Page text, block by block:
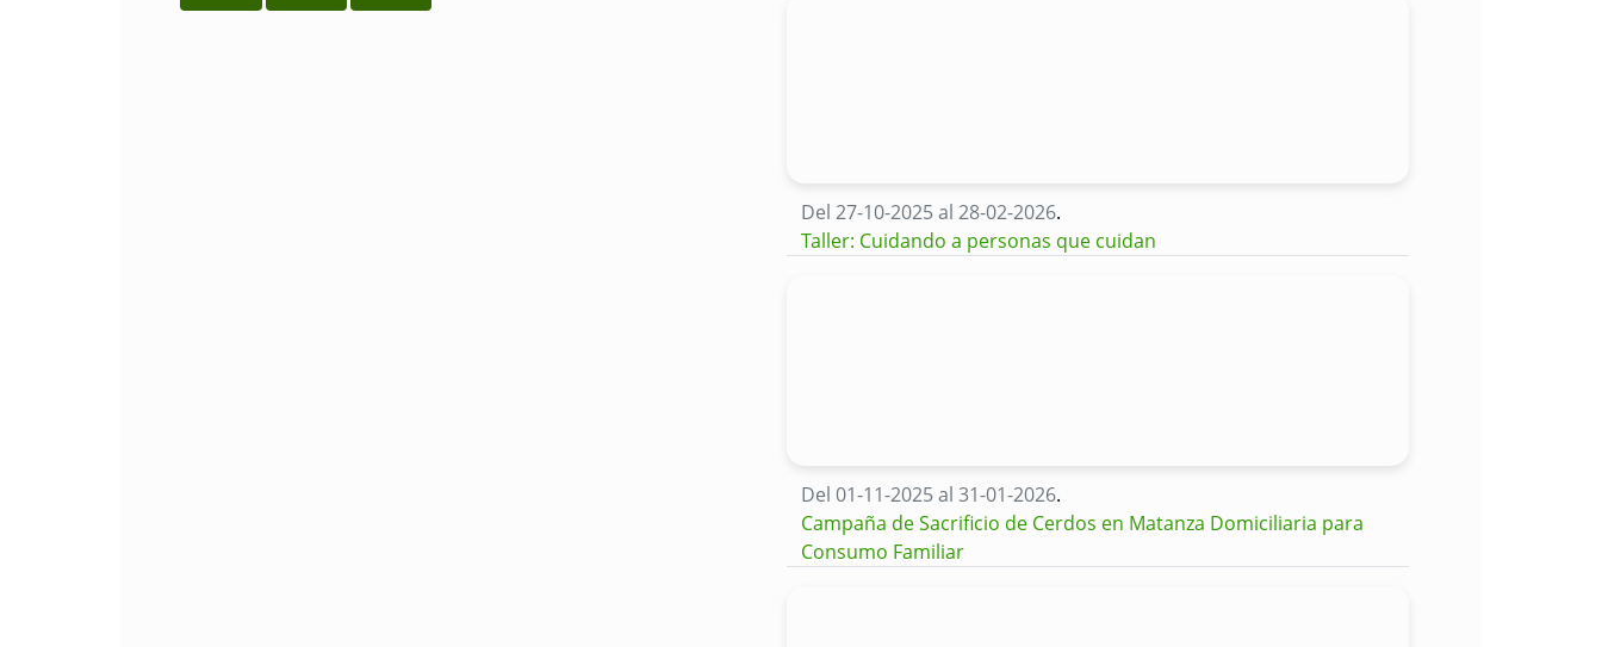
Del 27-10-2025 al 28-02-2026.
Taller: Cuidando a personas que cuidan
Del 01-11-2025 al 31-01-2026.
Campaña de Sacrificio de Cerdos en Matanza Domiciliaria para
Consumo Familiar